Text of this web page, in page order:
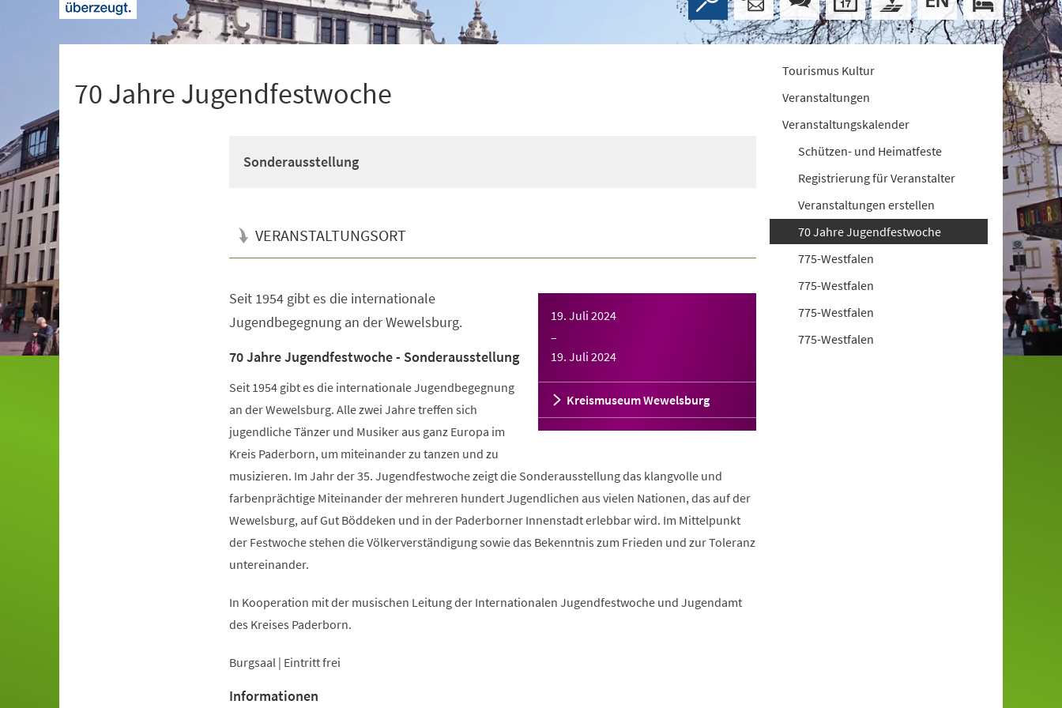
70 Jahre Jugendfestwoche
Sonderausstellung
VERANSTALTUNGSORT
19. Juli 2024
–
19. Juli 2024
Kreismuseum Wewelsburg
Seit 1954 gibt es die internationale
Jugendbegegnung an der Wewelsburg.
70 Jahre Jugendfestwoche - Sonderausstellung
Seit 1954 gibt es die internationale Jugendbegegnung
an der Wewelsburg. Alle zwei Jahre treffen sich
jugendliche Tänzer und Musiker aus ganz Europa im
Kreis Paderborn, um miteinander zu tanzen und zu
musizieren. Im Jahr der 35. Jugendfestwoche zeigt die Sonderausstellung das klangvolle und
farbenprächtige Miteinander der mehreren hundert Jugendlichen aus vielen Nationen, das auf der
Wewelsburg, auf Gut Böddeken und in der Paderborner Innenstadt erlebbar wird. Im Mittelpunkt
der Festwoche stehen die Völkerverständigung sowie das Bekenntnis zum Frieden und zur Toleranz
untereinander.
In Kooperation mit der musischen Leitung der Internationalen Jugendfestwoche und Jugendamt
des Kreises Paderborn.
Burgsaal | Eintritt frei
Informationen
Tourismus Kultur
Veranstaltungen
Veranstaltungskalender
Schützen- und Heimatfeste
Registrierung für Veranstalter
Veranstaltungen erstellen
70 Jahre Jugendfestwoche
775-Westfalen
775-Westfalen
775-Westfalen
775-Westfalen